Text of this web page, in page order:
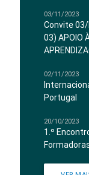
03/11/2023
Convite 03/
03) APOIO
02/11/2023
Portugal
20/10/2023
1.º